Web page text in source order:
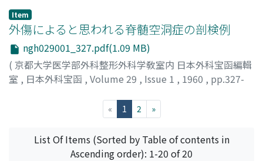
堀, 康郎
RYUZI;KITAGAWA, ISAO
Item
外傷によると思われる脊髄空洞症の剖検例
ngh029001_327.pdf(1.09 MB)
( 京都大学医学部外科整形外科学敎室内 日本外科宝函編輯
室 , 日本外科宝函 , Volume 29 , Issue 1 , 1960 , pp.327-
TSUKIMOTO, HIROKUNI
« 1 (current)
2 »
List Of Items (Sorted by Table of contents in
Ascending order): 1-20 of 20